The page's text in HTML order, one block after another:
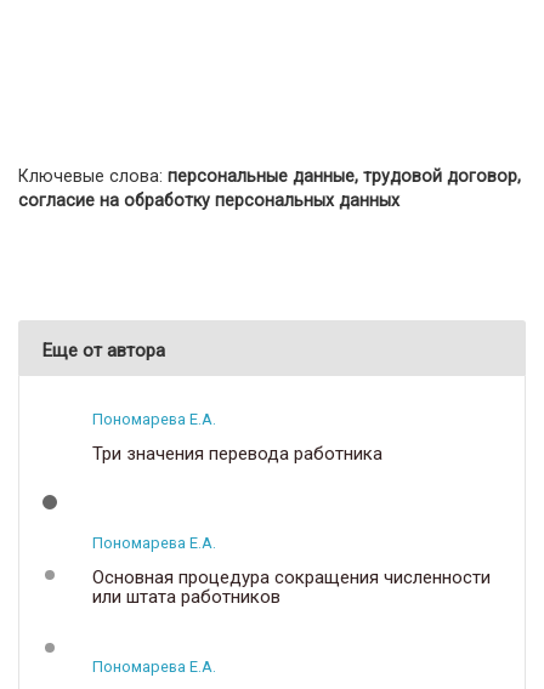
Ключевые слова: персональные данные, трудовой договор,
согласие на обработку персональных данных
Еще от автора
Пономарева Е.А.
Три значения перевода работника
Пономарева Е.А.
Основная процедура сокращения численности
или штата работников
Пономарева Е.А.